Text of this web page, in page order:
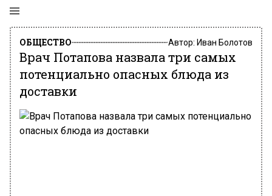
ОБЩЕСТВО Автор: Иван Болотов
Врач Потапова назвала три самых
потенциально опасных блюда из
доставки